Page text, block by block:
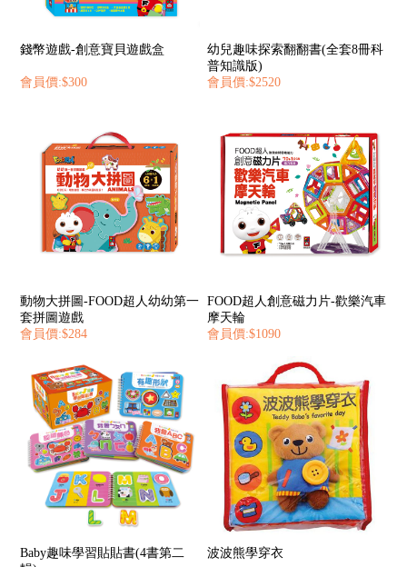
錢幣遊戲-創意寶貝遊戲盒
會員價:$300
幼兒趣味探索翻翻書(全套8冊科
普知識版)
會員價:$2520
動物大拼圖-FOOD超人幼幼第一
套拼圖遊戲
會員價:$284
FOOD超人創意磁力片-歡樂汽車
摩天輪
會員價:$1090
Baby趣味學習貼貼書(4書第二
波波熊學穿衣